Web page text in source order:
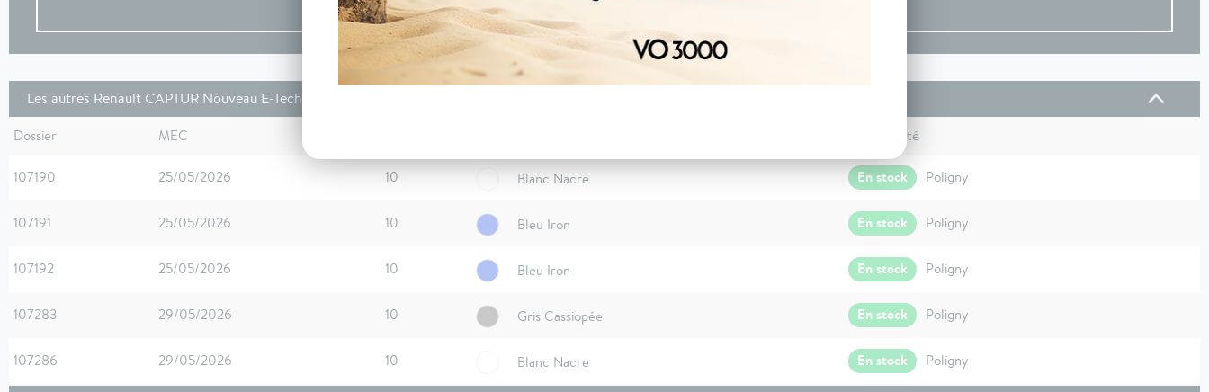
Les autres Renault CAPTUR Nouveau E-Tech full hybrid 160 ch Techno
Dossier MEC Disponibilité
107190 25/05/2026 10 Blanc Nacre En stock Poligny
107191 25/05/2026 10 Bleu Iron En stock Poligny
107192 25/05/2026 10 Bleu Iron En stock Poligny
107283 29/05/2026 10 Gris Cassiopée En stock Poligny
107286 29/05/2026 10 Blanc Nacre En stock Poligny